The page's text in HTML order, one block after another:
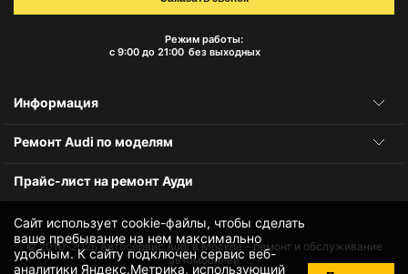
Сайт использует cookie-файлы, чтобы сделать
ваше пребывание на нем максимально
удобным. К cайту подключен сервис веб-
аналитики Яндекс.Метрика, использующий
Режим работы:
с 9:00 до 21:00 без выходных
Информация
Ремонт Audi по моделям
Прайс-лист на ремонт Ауди
© 2010-2026Автосервис Audi в Москве – ремонт и обслуживание
автомобилей